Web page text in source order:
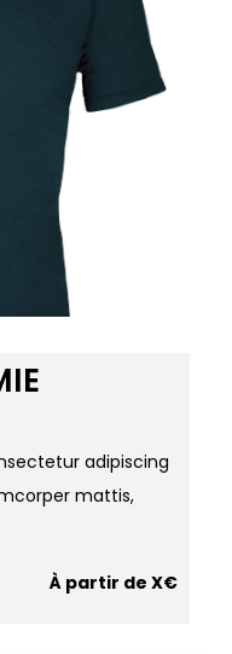
adipiscing
mattis,
À partir de X€